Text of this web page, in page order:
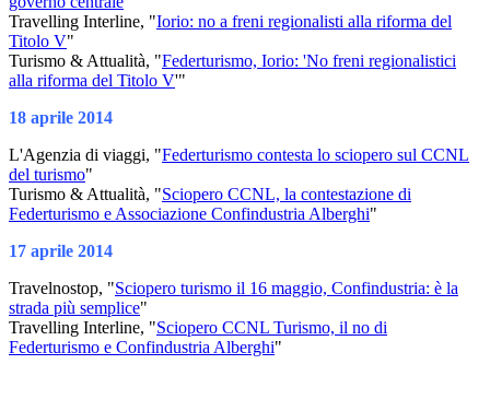
Travelling Interline, "Iorio: no a freni regionalisti alla riforma del
Titolo V"
Turismo & Attualità, "Federturismo, Iorio: 'No freni regionalistici
alla riforma del Titolo V'"
18 aprile 2014
L'Agenzia di viaggi, "Federturismo contesta lo sciopero sul CCNL
del turismo"
Turismo & Attualità, "Sciopero CCNL, la contestazione di
Federturismo e Associazione Confindustria Alberghi"
17 aprile 2014
Travelnostop, "Sciopero turismo il 16 maggio, Confindustria: è la
strada più semplice"
Travelling Interline, "Sciopero CCNL Turismo, il no di
Federturismo e Confindustria Alberghi"